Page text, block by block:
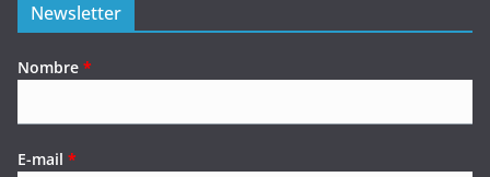
Newsletter
Nombre *
E-mail *